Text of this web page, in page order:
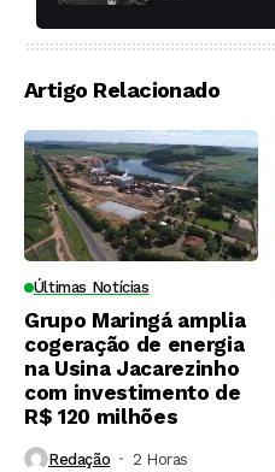
produtividade
soqueiras?
Artigo Relacionado
Últimas Notícias
Grupo Maringá amplia
cogeração de energia
na Usina Jacarezinho
com investimento de
R$ 120 milhões
Redação 2 Horas ⁮